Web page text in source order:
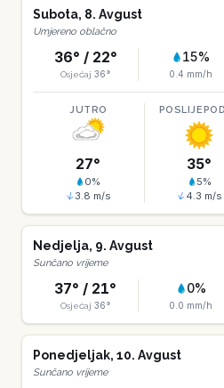
Subota, 8. Avgust
Umjereno oblačno
36° / 22°
Osjećaj 36°
15%
0.4 mm/h
JUTRO
27°
0%
3.8 m/s
35°
5%
4.3 m/s
Nedjelja, 9. Avgust
Sunčano vrijeme
37° / 21°
Osjećaj 36°
0%
0.0 mm/h
Ponedjeljak, 10. Avgust
Sunčano vrijeme